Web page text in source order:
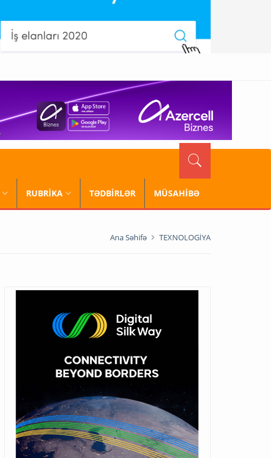
RUBRİKA TƏDBİRLƏR MÜSAHİBƏ
Ana Səhifə TEXNOLOGİYA